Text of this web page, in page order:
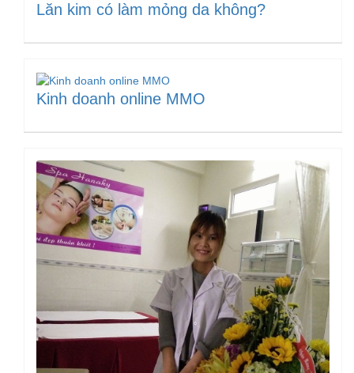
Lăn kim có làm mỏng da không?
Kinh doanh online MMO